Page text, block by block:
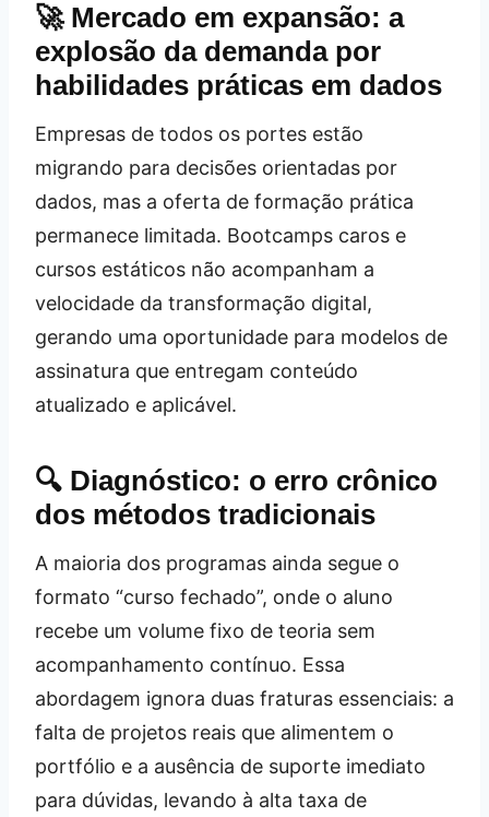
🚀 Mercado em expansão: a
explosão da demanda por
habilidades práticas em dados
Empresas de todos os portes estão
migrando para decisões orientadas por
dados, mas a oferta de formação prática
permanece limitada. Bootcamps caros e
cursos estáticos não acompanham a
velocidade da transformação digital,
gerando uma oportunidade para modelos de
assinatura que entregam conteúdo
atualizado e aplicável.
🔍 Diagnóstico: o erro crônico
dos métodos tradicionais
A maioria dos programas ainda segue o
formato “curso fechado”, onde o aluno
recebe um volume fixo de teoria sem
acompanhamento contínuo. Essa
abordagem ignora duas fraturas essenciais: a
falta de projetos reais que alimentem o
portfólio e a ausência de suporte imediato
para dúvidas, levando à alta taxa de